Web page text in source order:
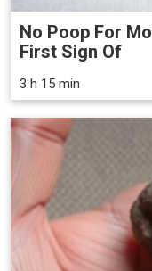
No Poop For
First Sign Of
3 h 15 min